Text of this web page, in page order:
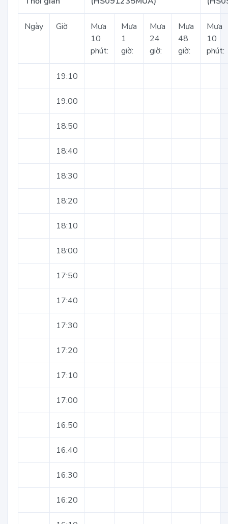
Ngày Giờ
Mưa
10
phút:
Mưa
1
giờ:
Mưa
24
giờ:
Mưa
48
giờ:
Mưa
10
phút:
19:10
19:00
18:50
18:40
18:30
18:20
18:10
18:00
17:50
17:40
17:30
17:20
17:10
17:00
16:50
16:40
16:30
16:20